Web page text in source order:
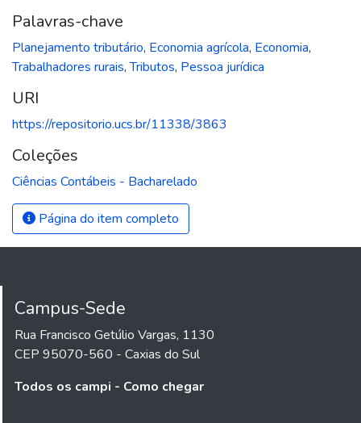
Palavras-chave
Planejamento tributário, Economia agrícola, Economia,
Trabalhadores rurais,Tributos, Pessoa jurídica
URI
https://repositorio.ucs.br/11338/3863
Coleções
Ciências Contábeis - Bacharelado
Página do item completo
Campus-Sede
Rua Francisco Getúlio Vargas, 1130
CEP 95070-560 - Caxias do Sul
Todos os campi - Como chegar